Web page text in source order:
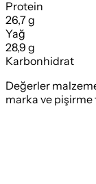
Protein
26,7 g
Yağ
28,9 g
Karbonhidrat
Değerler
marka ve pişirme